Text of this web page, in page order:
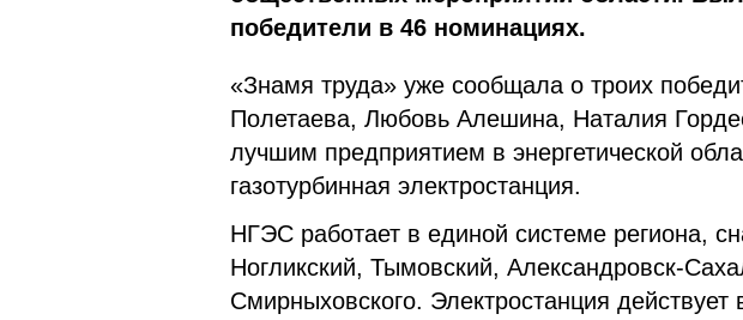
победители в 46 номинациях.
«Знамя труда» уже сообщала о троих
Полетаева, Любовь Алешина, Наталия
лучшим предприятием в энергетической
газотурбинная электростанция.
НГЭС работает в единой системе региона,
Ногликский, Тымовский, Александровск-
Смирныховского. Электростанция